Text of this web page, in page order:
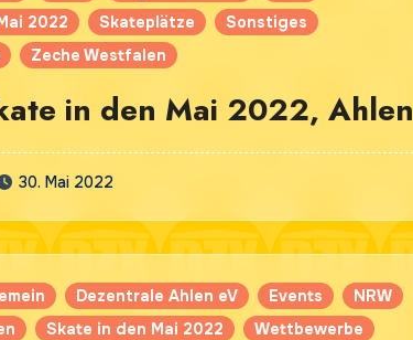
2022
Skateplätze
Sonstiges
Zeche Westfalen
in den Mai 2022, Ahlen
30. Mai 2022
Dezentrale Ahlen eV Events
NRW
Skate in den Mai 2022
Wettbewerbe